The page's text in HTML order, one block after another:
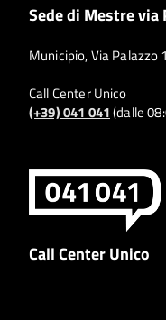
Sede di Mestre via
Municipio, Via Palazzo 1
Call Center Unico
(+39) 041 041(dalle
Call Center Unico